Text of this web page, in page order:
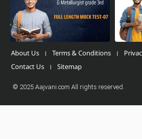
About Us Terms & Conditions
Contact Us
Sitemap
© 2025 Aajvani.com All rights reserved.